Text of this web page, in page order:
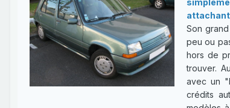
Son
peu ou
hors de
trouver.
avec un
crédits